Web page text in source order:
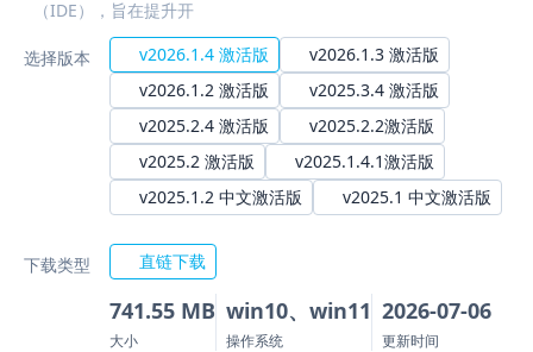
（IDE），旨在提升开
选择版本 v2026.1.4 激活版
v2026.1.3 激活版
v2026.1.2 激活版
v2025.3.4 激活版
v2025.2.4 激活版
v2025.2.2激活版
v2025.2 激活版
v2025.1.4.1激活版
v2025.1.2 中文激活版
v2025.1 中文激活版
下载类型 直链下载
741.55 MB
大小
win10、win11
操作系统
2026-07-06
更新时间